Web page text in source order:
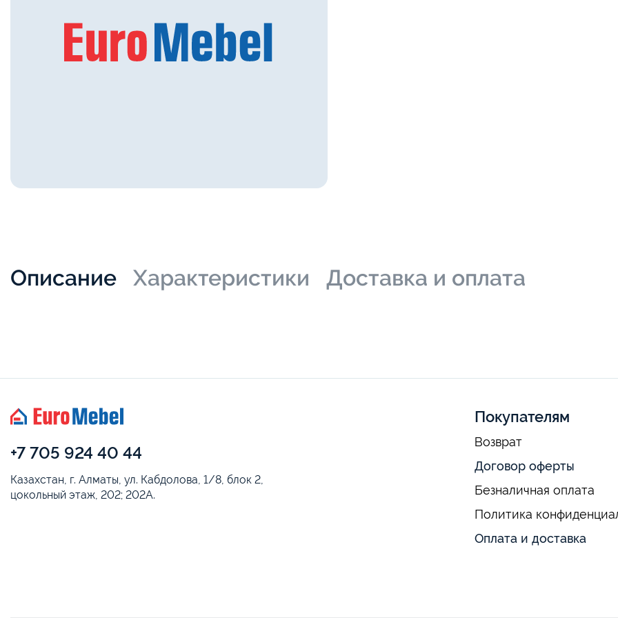
Описание Характеристики Доставка и оплата
+7 705 924 40 44
Казахстан, г. Алматы, ул. Кабдолова, 1/8, блок 2,
цокольный этаж, 202; 202А.
Покупателям
Возврат
Договор оферты
Безналичная оплата
Политика
Оплата и доставка